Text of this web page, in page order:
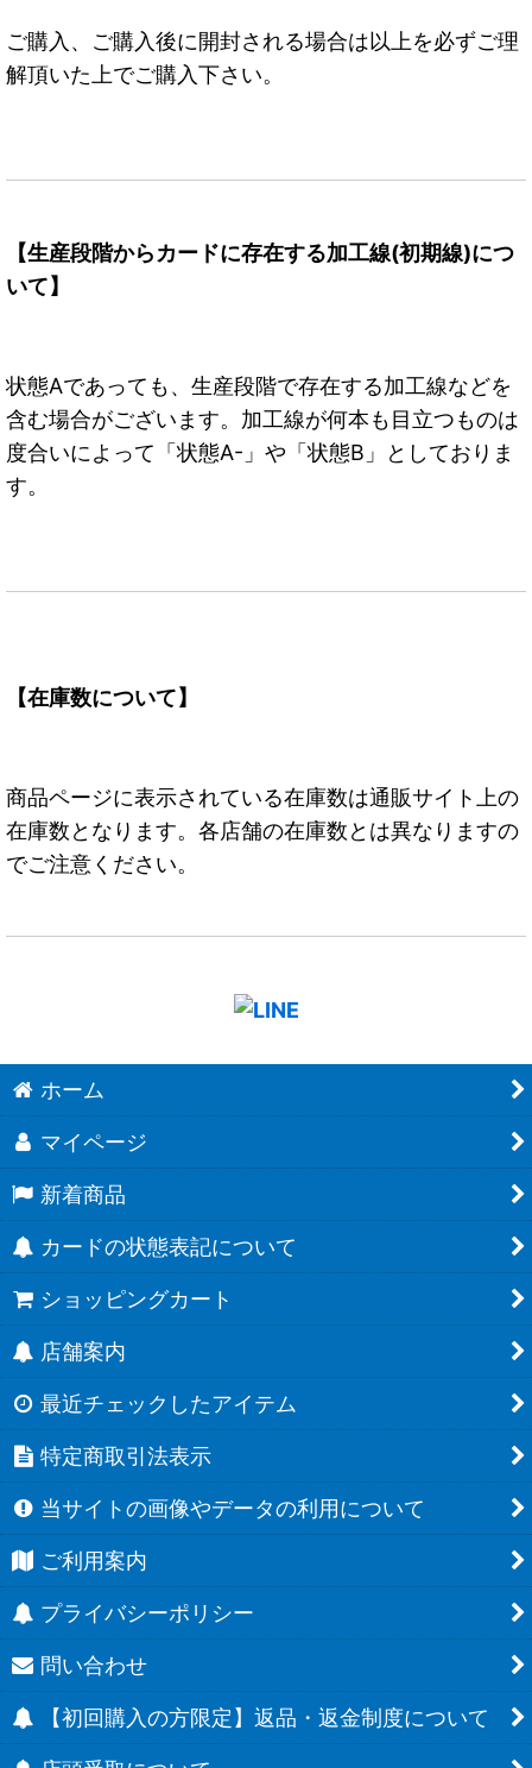
ご購入、ご購入後に開封される場合は以上を必ずご理
解頂いた上でご購入下さい。
【生産段階からカードに存在する加工線(初期線)につ
いて】
状態Aであっても、生産段階で存在する加工線などを
含む場合がございます。加工線が何本も目立つものは
度合いによって「状態A-」や「状態B」としておりま
す。
【在庫数について】
商品ページに表示されている在庫数は通販サイト上の
在庫数となります。各店舗の在庫数とは異なりますの
でご注意ください。
ホーム
マイページ
新着商品
カードの状態表記について
ショッピングカート
店舗案内
最近チェックしたアイテム
特定商取引法表示
当サイトの画像やデータの利用について
ご利用案内
プライバシーポリシー
問い合わせ
【初回購入の方限定】返品・返金制度について